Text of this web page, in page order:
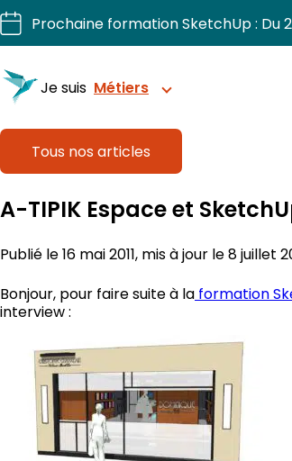
Aller
au
contenu
Prochaine formation SketchUp : Du
Je suis Métiers
Pilotez vos chantiers 3D en
Tous nos articles
A-TIPIK Espace et
Publié le 16 mai 2011, mis à jour le 8 juillet
Bonjour, pour faire suite à la formation
interview :